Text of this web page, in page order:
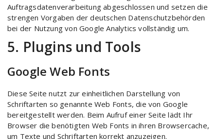
Auftragsdatenverarbeitung abgeschlossen und setzen die
strengen Vorgaben der deutschen Datenschutzbehörden
bei der Nutzung von Google Analytics vollständig um.
5. Plugins und Tools
Google Web Fonts
Diese Seite nutzt zur einheitlichen Darstellung von
Schriftarten so genannte Web Fonts, die von Google
bereitgestellt werden. Beim Aufruf einer Seite lädt Ihr
Browser die benötigten Web Fonts in ihren Browsercache,
um Texte und Schriftarten korrekt anzuzeigen.